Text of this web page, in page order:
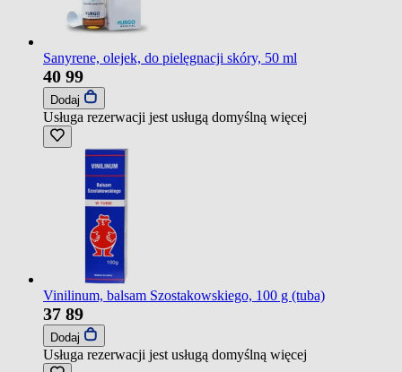
Sanyrene, olejek, do pielęgnacji skóry, 50 ml
40 99
Dodaj
Usługa rezerwacji jest usługą domyślną więcej
Vinilinum, balsam Szostakowskiego, 100 g (tuba)
37 89
Dodaj
Usługa rezerwacji jest usługą domyślną więcej